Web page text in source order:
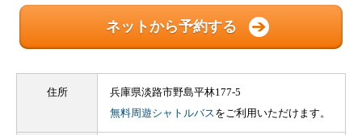
ネットから予約する
住所
兵庫県淡路市野島平林177-5
無料周遊シャトルバス をご利用いただけます。